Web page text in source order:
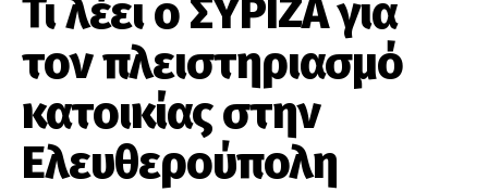
Τι λέει ο ΣΥΡΙΖΑ για
τον πλειστηριασμό
κατοικίας στην
Ελευθερούπολη